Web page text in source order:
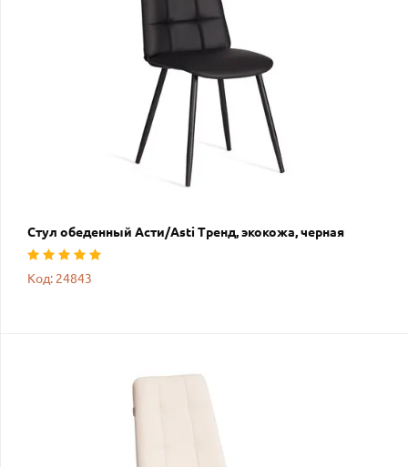
Стул обеденный Асти/Asti Тренд, экокожа, черная
Код: 24843